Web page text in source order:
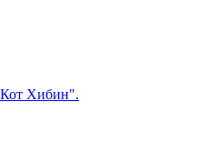
Хибин".